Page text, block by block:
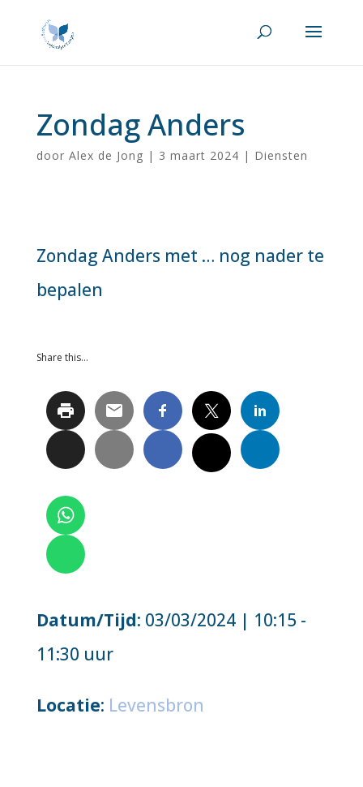
Zondag Anders
door Alex de Jong | 3 maart 2024 | Diensten
Zondag Anders met … nog nader te
bepalen
Share this…
Datum/Tijd: 03/03/2024 | 10:15 -
11:30 uur
Locatie: Levensbron